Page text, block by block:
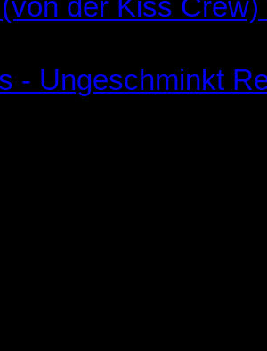
der Kiss Crew)
- Ungeschminkt